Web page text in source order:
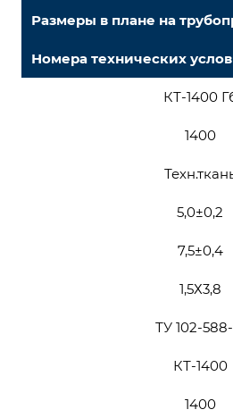
Размеры в плане на
Номера технических
КТ-1400
1400
5,0±0,2
7,5±0,4
1,5Х3,8
ТУ 102-588-
КТ-1400
1400